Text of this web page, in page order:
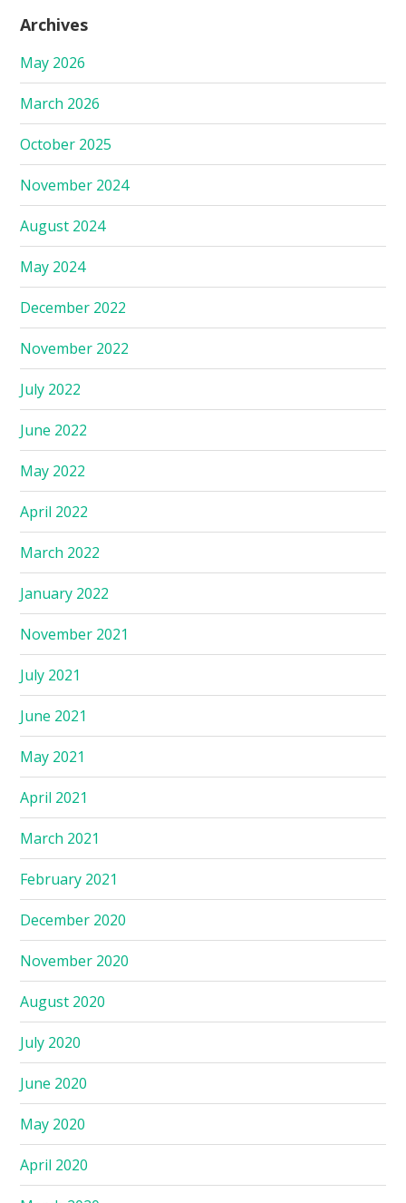
Archives
May 2026
March 2026
October 2025
November 2024
August 2024
May 2024
December 2022
November 2022
July 2022
June 2022
May 2022
April 2022
March 2022
January 2022
November 2021
July 2021
June 2021
May 2021
April 2021
March 2021
February 2021
December 2020
November 2020
August 2020
July 2020
June 2020
May 2020
April 2020